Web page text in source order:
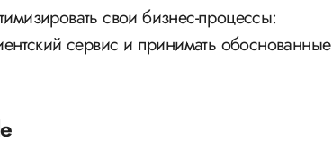
свои бизнес-процессы:
сервис и принимать обоснованные